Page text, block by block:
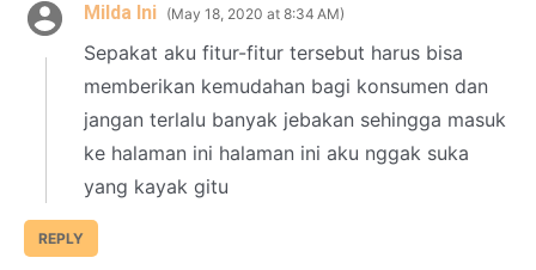
Milda Ini May 18, 2020 at 8:34 AM
Sepakat aku fitur-fitur tersebut harus bisa
memberikan kemudahan bagi konsumen dan
jangan terlalu banyak jebakan sehingga masuk
ke halaman ini halaman ini aku nggak suka
yang kayak gitu
REPLY